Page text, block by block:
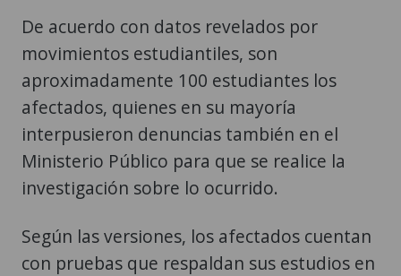
De acuerdo con datos revelados por
movimientos estudiantiles, son
aproximadamente 100 estudiantes los
afectados, quienes en su mayoría
interpusieron denuncias también en el
Ministerio Público para que se realice la
investigación sobre lo ocurrido.
Según las versiones, los afectados cuentan
con pruebas que respaldan sus estudios en